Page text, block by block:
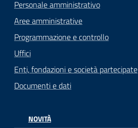
Personale amministrativo
Aree amministrative
Programmazione e controllo
Uffici
Enti, fondazioni e società partecipate
Documenti e dati
NOVITÀ